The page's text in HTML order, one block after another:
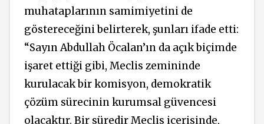
muhataplarının samimiyetini de
göstereceğini belirterek, şunları ifade etti:
“Sayın Abdullah Öcalan’ın da açık biçimde
işaret ettiği gibi, Meclis zemininde
kurulacak bir komisyon, demokratik
çözüm sürecinin kurumsal güvencesi
olacaktır. Bir süredir Meclis içerisinde,